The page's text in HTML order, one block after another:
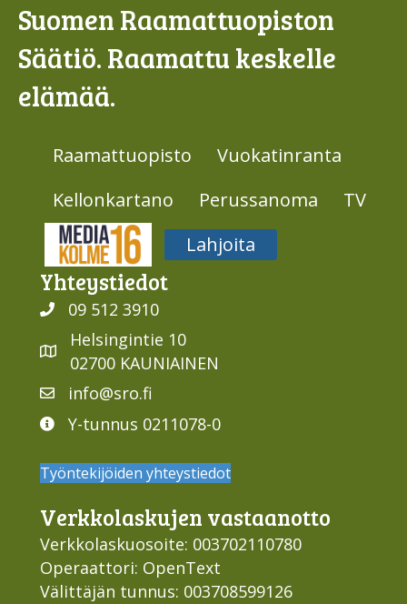
Suomen Raamattuopiston
Säätiö. Raamattu keskelle
elämää.
Raamattuopisto
Vuokatinranta
Kellonkartano
Perussanoma
TV
Media316
Lahjoita
Yhteys­tiedot
09 512 3910
Helsingintie 10
02700 KAUNIAINEN
info@sro.fi
Y-tunnus 0211078-0
Työntekijöiden yhteystiedot
Verkko­laskujen vastaan­otto
Verkkolaskuosoite: 003702110780
Operaattori: OpenText
Välittäjän tunnus: 003708599126